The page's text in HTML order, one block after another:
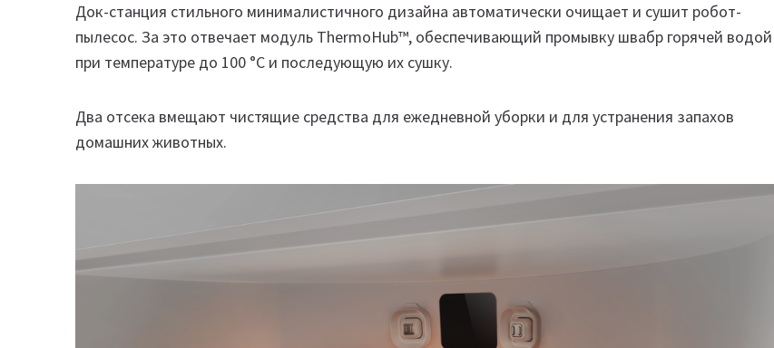
Док-станция стильного минималистичного дизайна автоматически очищает и сушит робот-
пылесос. За это отвечает модуль ThermoHub™, обеспечивающий промывку швабр горячей водой
при температуре до 100 °C и последующую их сушку.
Два отсека вмещают чистящие средства для ежедневной уборки и для устранения запахов
домашних животных.